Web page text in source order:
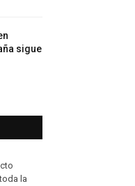
sigue
la